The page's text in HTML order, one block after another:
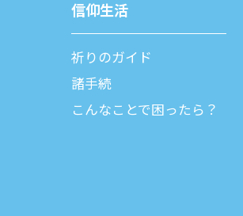
信仰⽣活
祈りのガイド
諸⼿続
こんなことで困ったら？